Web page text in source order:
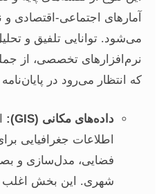
آمارهای اجتماعی-اقتصادی
می‌شود. توانایی تلفیق و
نرم‌افزارهای تخصصی، از
که انتظار می‌رود در
داده‌های مکانی (GIS):
اطلاعات جغرافیایی
فضایی، مدل‌سازی و
شهری. این بخش اغلب